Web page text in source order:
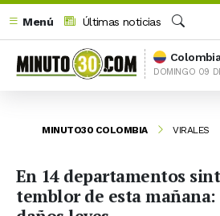
Menú
Últimas noticias
Buscar
DOMINGO 09
MINUTO30 COLOMBIA VIRALES
En 14 departamentos
temblor de esta